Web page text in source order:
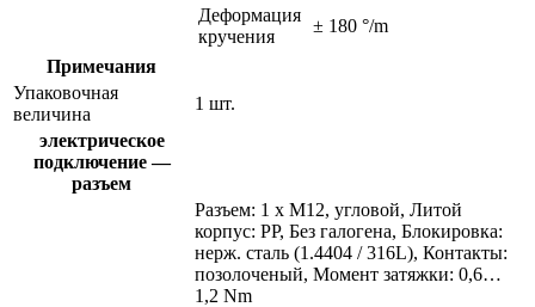
Деформация
кручения
± 180 °/m
Примечания
Упаковочная
величина
1 шт.
электрическое
подключение —
разъем
Разъем: 1 x M12, угловой, Литой
корпус: PP, Без галогена, Блокировка:
нерж. сталь (1.4404 / 316L), Контакты:
позолоченый, Момент затяжки: 0,6…
1,2 Nm